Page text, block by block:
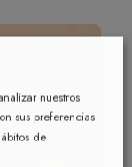
nuestros
sus preferencias
de